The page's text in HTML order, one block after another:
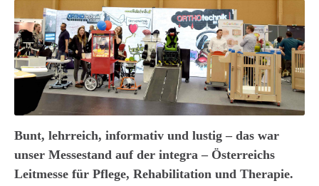
Bunt, lehrreich, informativ und lustig – das war
unser Messestand auf der integra – Österreichs
Leitmesse für Pflege, Rehabilitation und Therapie.